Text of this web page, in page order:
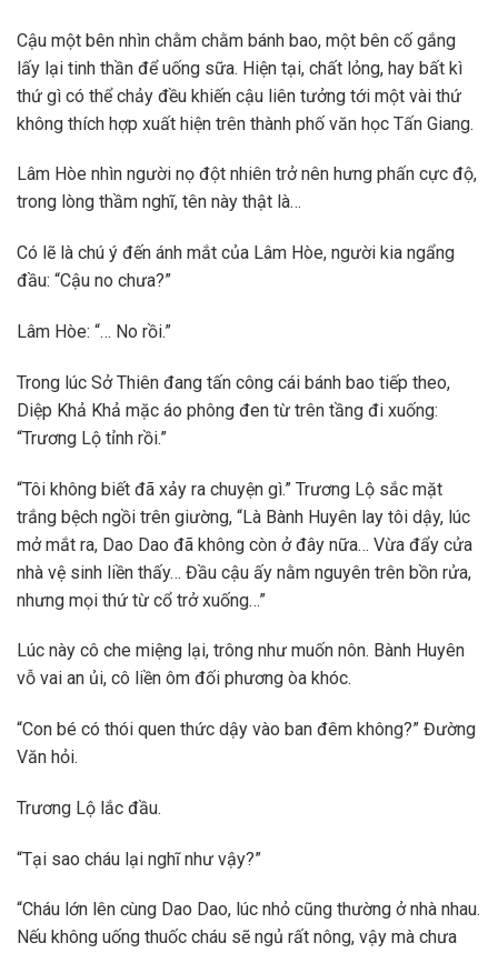
Cậu một bên nhìn chằm chằm bánh bao, một bên cố gắng
lấy lại tinh thần để uống sữa. Hiện tại, chất lỏng, hay bất kì
thứ gì có thể chảy đều khiến cậu liên tưởng tới một vài thứ
không thích hợp xuất hiện trên thành phố văn học Tấn Giang.
Lâm Hòe nhìn người nọ đột nhiên trở nên hưng phấn cực độ,
trong lòng thầm nghĩ, tên này thật là…
Có lẽ là chú ý đến ánh mắt của Lâm Hòe, người kia ngẩng
đầu: “Cậu no chưa?”
Lâm Hòe: “… No rồi.”
Trong lúc Sở Thiên đang tấn công cái bánh bao tiếp theo,
Diệp Khả Khả mặc áo phông đen từ trên tầng đi xuống:
“Trương Lộ tỉnh rồi.”
“Tôi không biết đã xảy ra chuyện gì.” Trương Lộ sắc mặt
trắng bệch ngồi trên giường, “Là Bành Huyên lay tôi dậy, lúc
mở mắt ra, Dao Dao đã không còn ở đây nữa… Vừa đẩy cửa
nhà vệ sinh liền thấy… Đầu cậu ấy nằm nguyên trên bồn rửa,
nhưng mọi thứ từ cổ trở xuống…”
Lúc này cô che miệng lại, trông như muốn nôn. Bành Huyên
vỗ vai an ủi, cô liền ôm đối phương òa khóc.
“Con bé có thói quen thức dậy vào ban đêm không?” Đường
Văn hỏi.
Trương Lộ lắc đầu.
“Tại sao cháu lại nghĩ như vậy?”
“Cháu lớn lên cùng Dao Dao, lúc nhỏ cũng thường ở nhà nhau.
Nếu không uống thuốc cháu sẽ ngủ rất nông, vậy mà chưa